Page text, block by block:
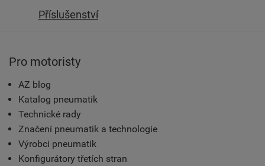
Příslušenství
Pro motoristy
AZ blog
Katalog pneumatik
Technické rady
Značení pneumatik a technologie
Výrobci pneumatik
Konfigurátory třetích stran